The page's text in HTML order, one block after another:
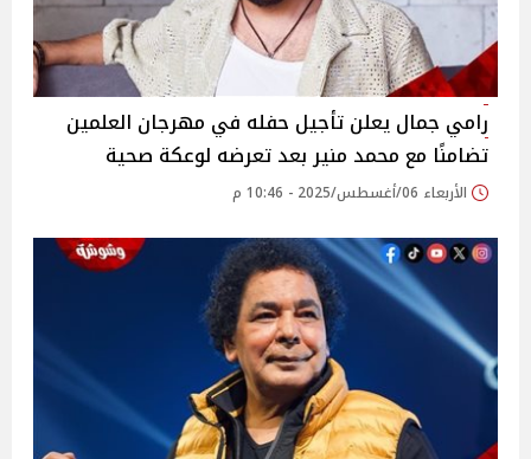
رامي جمال يعلن تأجيل حفله في مهرجان العلمين
تضامنًا مع محمد منير بعد تعرضه لوعكة صحية‎
الأربعاء 06/أغسطس/2025 - 10:46 م